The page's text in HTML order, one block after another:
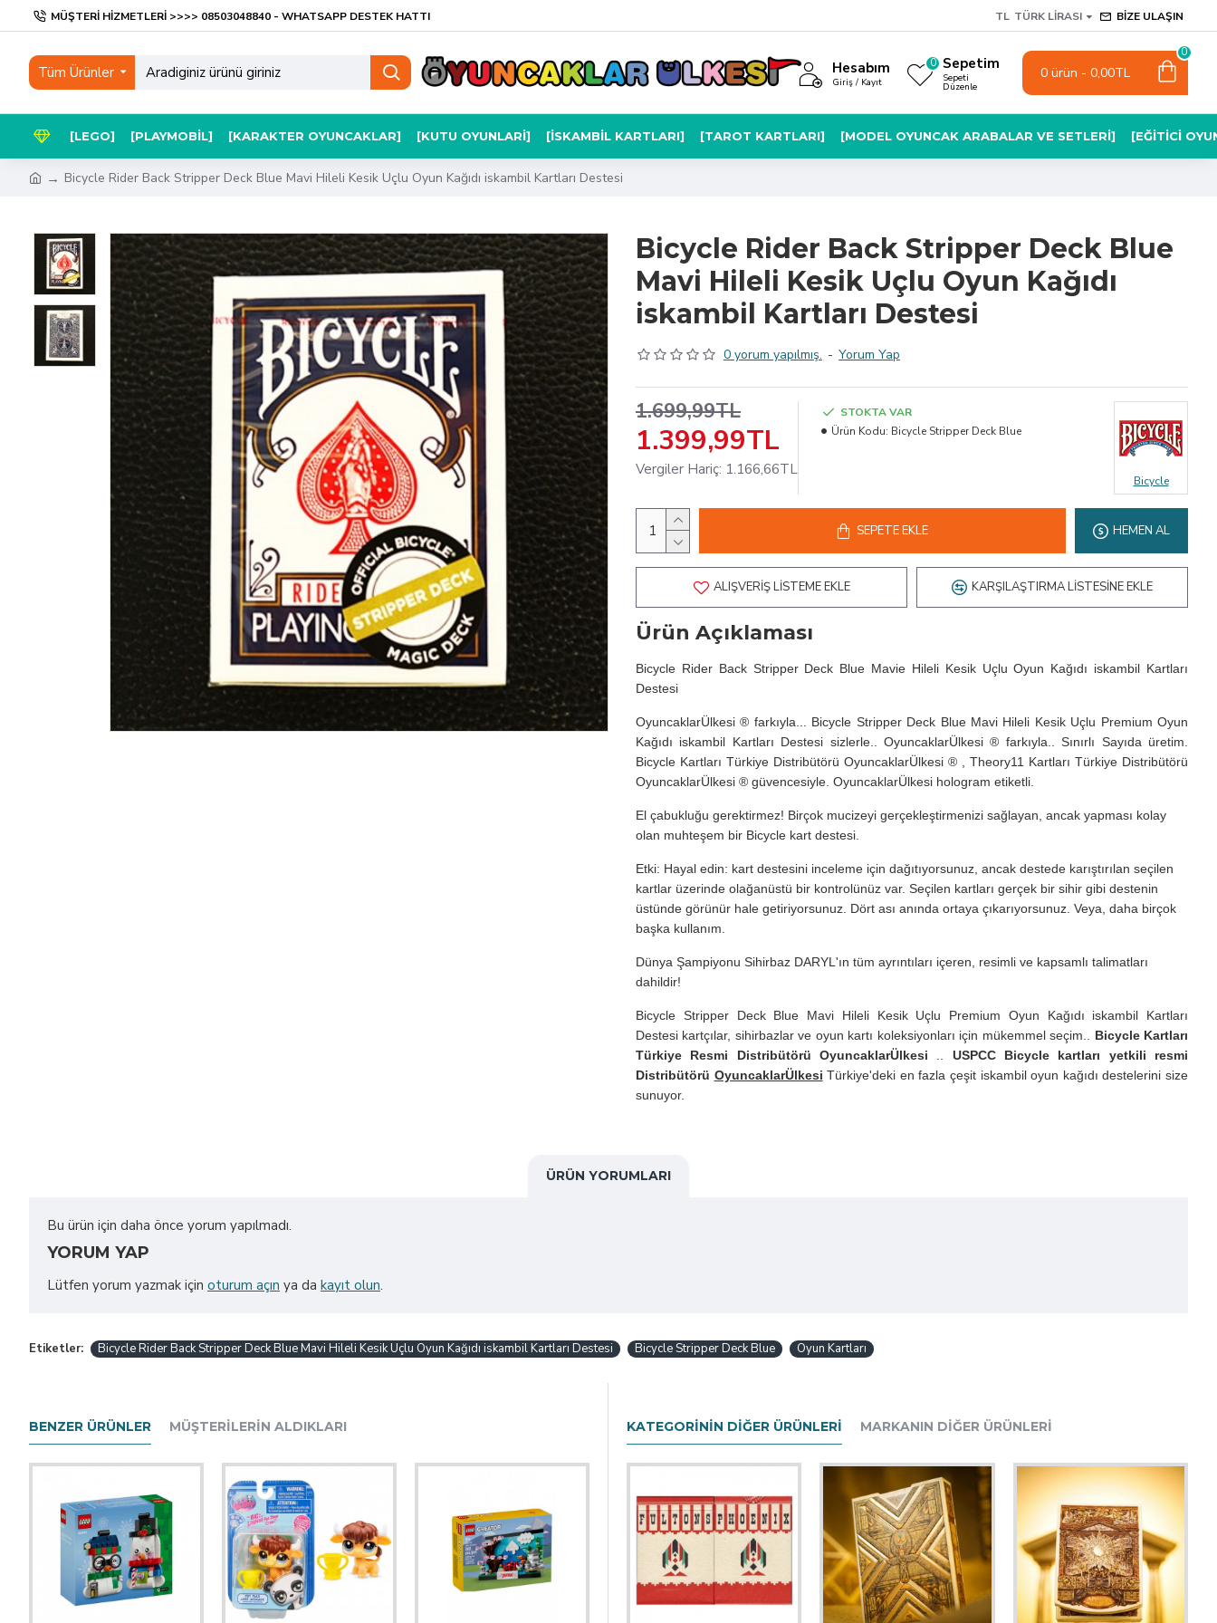
MÜŞTERI HIZMETLERI >>>> 08503048840 - WHATSAPP DESTEK HATTI TL TÜRK LIRASI BIZE ULAŞIN
Tüm Ürünler Hesabım
Giriş / Kayıt
Sepetim
Sepeti
Düzenle
0
0 ürün - 0,00TL
0
[LEGO] [PLAYMOBIL] [KARAKTER OYUNCAKLAR] [KUTU OYUNLARI] [İSKAMBIL KARTLARI] [TAROT KARTLARI] [MODEL OYUNCAK ARABALAR VE SETLERI] [EĞITICI
Bicycle Rider Back Stripper Deck Blue Mavi Hileli Kesik Uçlu Oyun Kağıdı iskambil Kartları Destesi
Bicycle Rider Back Stripper Deck Blue
Mavi Hileli Kesik Uçlu Oyun Kağıdı
iskambil Kartları Destesi
0 yorum yapılmış. - Yorum Yap
1.399,99TL
1.699,99TL
Vergiler Hariç: 1.166,66TL
STOKTA VAR
Ürün Kodu: Bicycle Stripper Deck Blue
Bicycle
SEPETE EKLE HEMEN AL
ALIŞVERIŞ LISTEME EKLE KARŞILAŞTIRMA LISTESINE EKLE
Ürün Açıklaması
Bicycle Rider Back Stripper Deck Blue Mavie Hileli Kesik Uçlu Oyun Kağıdı iskambil Kartları
Destesi
OyuncaklarÜlkesi ® farkıyla... Bicycle Stripper Deck Blue Mavi Hileli Kesik Uçlu Premium Oyun
Kağıdı iskambil Kartları Destesi sizlerle.. OyuncaklarÜlkesi ® farkıyla.. Sınırlı Sayıda üretim.
Bicycle Kartları Türkiye Distribütörü OyuncaklarÜlkesi ® , Theory11 Kartları Türkiye Distribütörü
OyuncaklarÜlkesi ® güvencesiyle. OyuncaklarÜlkesi hologram etiketli.
El çabukluğu gerektirmez! Birçok mucizeyi gerçekleştirmenizi sağlayan, ancak yapması kolay
olan muhteşem bir Bicycle kart destesi.
Etki: Hayal edin: kart destesini inceleme için dağıtıyorsunuz, ancak destede karıştırılan seçilen
kartlar üzerinde olağanüstü bir kontrolünüz var. Seçilen kartları gerçek bir sihir gibi destenin
üstünde görünür hale getiriyorsunuz. Dört ası anında ortaya çıkarıyorsunuz. Veya, daha birçok
başka kullanım.
Dünya Şampiyonu Sihirbaz DARYL'ın tüm ayrıntıları içeren, resimli ve kapsamlı talimatları
dahildir!
Bicycle Stripper Deck Blue Mavi Hileli Kesik Uçlu Premium Oyun Kağıdı iskambil Kartları
Destesi kartçılar, sihirbazlar ve oyun kartı koleksiyonları için mükemmel seçim.. Bicycle Kartları
Türkiye Resmi Distribütörü OyuncaklarÜlkesi
USPCC Bicycle kartları yetkili resmi
Distribütörü OyuncaklarÜlkesi Türkiye'deki en fazla çeşit iskambil oyun kağıdı destelerini size
sunuyor.
ÜRÜN YORUMLARI
Bu ürün için daha önce yorum yapılmadı.
YORUM YAP
Lütfen yorum yazmak için oturum açın ya da kayıt olun.
Etiketler: Bicycle Rider Back Stripper Deck Blue Mavi Hileli Kesik Uçlu Oyun Kağıdı iskambil Kartları Destesi Bicycle Stripper Deck Blue Oyun Kartları
BENZER ÜRÜNLER MÜŞTERILERIN ALDIKLARI KATEGORININ DIĞER ÜRÜNLERI MARKANIN DIĞER ÜRÜNLERI